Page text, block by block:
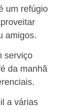
um refúgio
amigos.
serviço
da manhã
a várias